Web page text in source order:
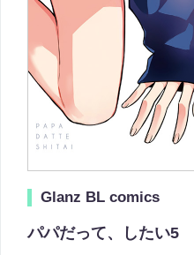
Glanz BL comics
パパだって、したい5